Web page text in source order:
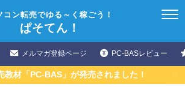
コン転売でゆる～く稼ごう！
ぱそてん！
メルマガ登録ページ PC-BASレビュー
教材「PC-BAS」が発売されました！